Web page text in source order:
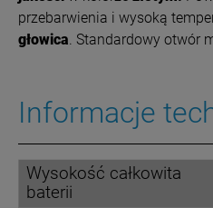
przebarwienia i wysoką
głowica . Standardowy otwór
Informacje
Wysokość całkowita
baterii